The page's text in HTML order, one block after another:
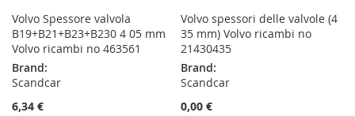
Volvo Spessore valvola
B19+B21+B23+B230 4 05 mm
Volvo ricambi no 463561
Brand:
Scandcar
6,34 €
Volvo spessori delle valvole (4
35 mm) Volvo ricambi no
21430435
Brand:
Scandcar
0,00 €